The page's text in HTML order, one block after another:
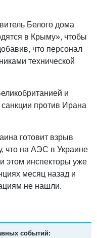
Белого дома
в Крыму», чтобы
что персонал
технической
и
против Ирана
готовит взрыв
что на АЭС в Украине
этом инспекторы уже
месяц назад и
не нашли.
событий: